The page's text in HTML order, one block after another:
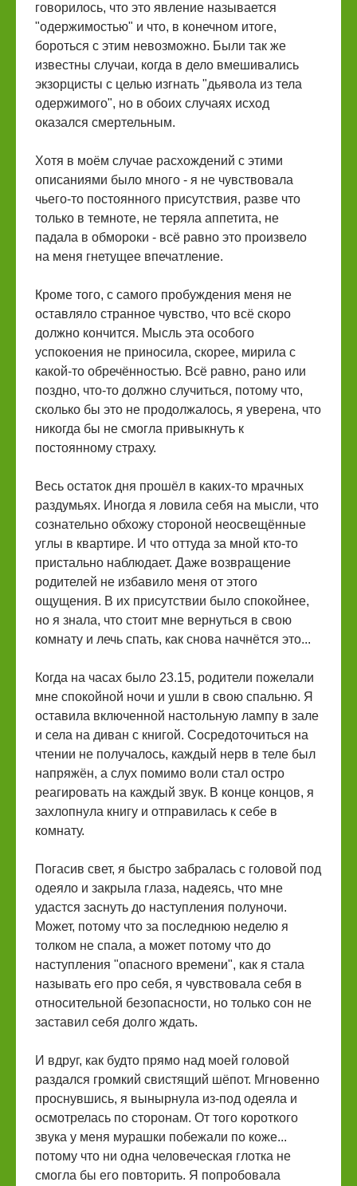
говорилось, что это явление называется
"одержимостью" и что, в конечном итоге,
бороться с этим невозможно. Были так же
известны случаи, когда в дело вмешивались
экзорцисты с целью изгнать "дьявола из тела
одержимого", но в обоих случаях исход
оказался смертельным.
Хотя в моём случае расхождений с этими
описаниями было много - я не чувствовала
чьего-то постоянного присутствия, разве что
только в темноте, не теряла аппетита, не
падала в обмороки - всё равно это произвело
на меня гнетущее впечатление.
Кроме того, с самого пробуждения меня не
оставляло странное чувство, что всё скоро
должно кончится. Мысль эта особого
успокоения не приносила, скорее, мирила с
какой-то обречённостью. Всё равно, рано или
поздно, что-то должно случиться, потому что,
сколько бы это не продолжалось, я уверена, что
никогда бы не смогла привыкнуть к
постоянному страху.
Весь остаток дня прошёл в каких-то мрачных
раздумьях. Иногда я ловила себя на мысли, что
сознательно обхожу стороной неосвещённые
углы в квартире. И что оттуда за мной кто-то
пристально наблюдает. Даже возвращение
родителей не избавило меня от этого
ощущения. В их присутствии было спокойнее,
но я знала, что стоит мне вернуться в свою
комнату и лечь спать, как снова начнётся это...
Когда на часах было 23.15, родители пожелали
мне спокойной ночи и ушли в свою спальню. Я
оставила включенной настольную лампу в зале
и села на диван с книгой. Сосредоточиться на
чтении не получалось, каждый нерв в теле был
напряжён, а слух помимо воли стал остро
реагировать на каждый звук. В конце концов, я
захлопнула книгу и отправилась к себе в
комнату.
Погасив свет, я быстро забралась с головой под
одеяло и закрыла глаза, надеясь, что мне
удастся заснуть до наступления полуночи.
Может, потому что за последнюю неделю я
толком не спала, а может потому что до
наступления "опасного времени", как я стала
называть его про себя, я чувствовала себя в
относительной безопасности, но только сон не
заставил себя долго ждать.
И вдруг, как будто прямо над моей головой
раздался громкий свистящий шёпот. Мгновенно
проснувшись, я вынырнула из-под одеяла и
осмотрелась по сторонам. От того короткого
звука у меня мурашки побежали по коже...
потому что ни одна человеческая глотка не
смогла бы его повторить. Я попробовала